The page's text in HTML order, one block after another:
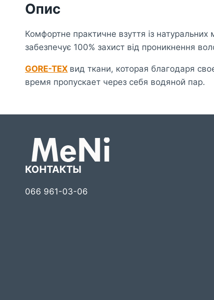
Опис
Комфортне практичне взуття із
забезпечує 100% захист від проникнення
GORE-TEX вид ткани, которая благодаря
время пропускает через себя водяной пар.
КОНТАКТЫ
066 961-03-06